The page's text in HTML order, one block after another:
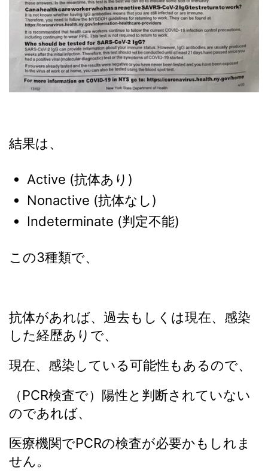
結果は、
Active (抗体あり)
Nonactive (抗体なし)
Indeterminate (判定不能)
この3種類で、
抗体があれば、過去もしくは現在、感染
した経歴ありで、
現在、感染している可能性もあるので、
（PCR検査で）陽性と判断されていない
のであれば、
医療機関でPCRの検査が必要かもしれま
せん。